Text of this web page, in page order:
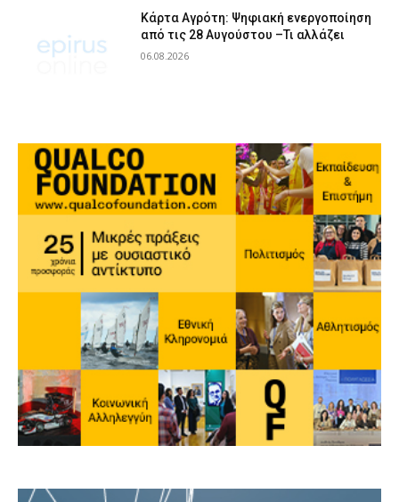
Κάρτα Αγρότη: Ψηφιακή ενεργοποίηση
από τις 28 Αυγούστου –Τι αλλάζει
06.08.2026